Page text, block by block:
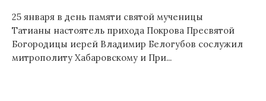
25 января в день памяти святой мученицы
Татианы настоятель прихода Покрова Пресвятой
Богородицы иерей Владимир Белогубов сослужил
митрополиту Хабаровскому и При...